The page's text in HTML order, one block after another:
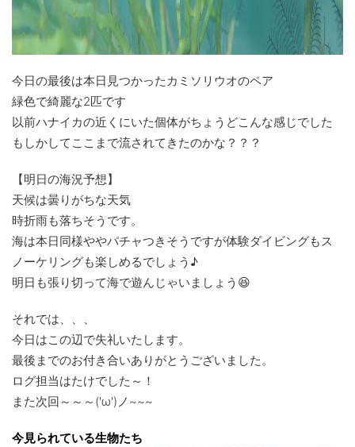
今日の最後は本日見つかったカミソリウオのペア
緑色で綺麗な2匹です
以前ハナイカの近くにいた個体がちょうどこんな感じでした
もしかしてここまで流されてきたのかな？？？
【明日の海況予想】
天候は曇りがちな天気
時折雨も落ちそうです。
海は本日同様ややパチャつきそうですが体験ダイビングもス
ノーケリングも楽しめるでしょう♪
明日も張り切って海で遊んじゃいましょう😆
それでは、、、
今日はこの辺で失礼いたします。
最後までのお付き合いありがとうございました。
ログ担当はたけでした～！
また次回～～～('ω')ノ~~~
今見られている生物たち